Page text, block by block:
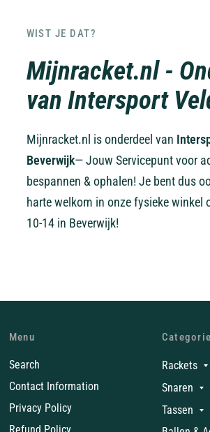
WIST JE DAT?
Mijnracket.nl -
van Intersport
Mijnracket.nl is onderdeel van
Beverwijk— Jouw Servicepunt voor
bespannen & ophalen! Je bent dus
harte welkom in onze fysieke winkel
10-14 in Beverwijk!
Menu
Search
Contact Information
Privacy Policy
Rackets
Snaren
Tassen